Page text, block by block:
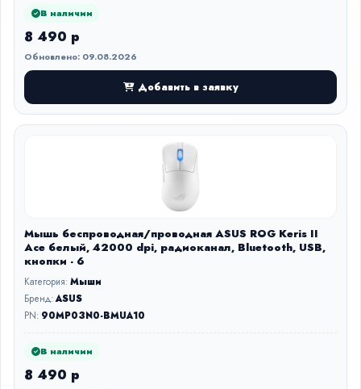
В наличии
8 490 р
Обновлено: 09.08.2026
Добавить в заявку
Мышь беспроводная/проводная ASUS ROG Keris II
Ace белый, 42000 dpi, радиоканал, Bluetooth, USB,
кнопки - 6
Категория:Мыши
Бренд:ASUS
PN: 90MP03N0-BMUA10
В наличии
8 490 р